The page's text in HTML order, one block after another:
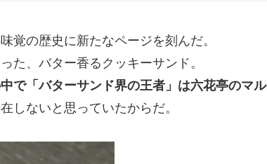
覚の歴史に新たなページを刻んだ。
た、バター香るクッキーサンド。
で「バターサンド界の王者」は六花亭のマル
しないと思っていたからだ。